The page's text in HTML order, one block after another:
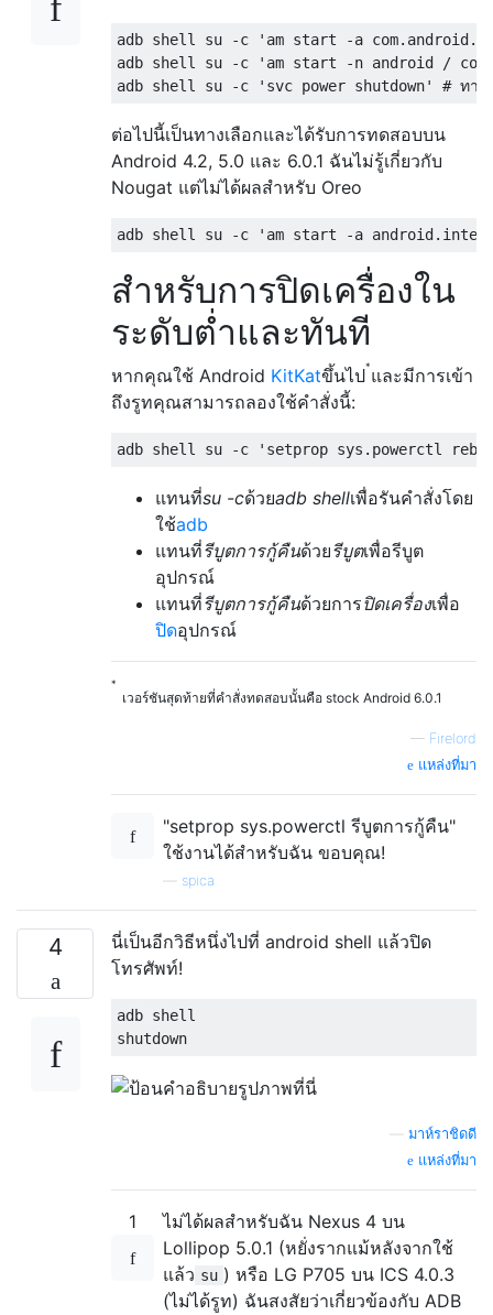
adb shell su -c 'am start -a
adb shell su -c 'am start -n android /
ต่อไปนี้เป็นทางเลือกและได้รับการทดสอบบน
Android 4.2, 5.0 และ 6.0.1 ฉันไม่รู้เกี่ยวกับ
Nougat แต่ไม่ได้ผลสำหรับ Oreo
สำหรับการปิดเครื่องใน
ระดับต่ำและทันที
หากคุณใช้ Android KitKatขึ้นไป*และมีการเข้า
ถึงรูทคุณสามารถลองใช้คำสั่งนี้:
แทนที่su -cด้วยadb shellเพื่อรันคำสั่งโดย
ใช้adb
แทนที่รีบูตการกู้คืนด้วยรีบูตเพื่อรีบูต
อุปกรณ์
แทนที่รีบูตการกู้คืนด้วยการปิดเครื่องเพื่อ
ปิดอุปกรณ์
*
เวอร์ชันสุดท้ายที่คำสั่งทดสอบนั้นคือ stock Android 6.0.1
— Firelord
แหล่งที่มา
"setprop sys.powerctl รีบูตการกู้คืน"
ใช้งานได้สำหรับฉัน ขอบคุณ!
spica
4
นี่เป็นอีกวิธีหนึ่งไปที่ android shell แล้วปิด
โทรศัพท์!
adb shell
มาห์ราชิดดี
แหล่งที่มา
1
ไม่ได้ผลสำหรับฉัน Nexus 4 บน
Lollipop 5.0.1 (หยั่งรากแม้หลังจากใช้
แล้ว su ) หรือ LG P705 บน ICS 4.0.3
(ไม่ได้รูท) ฉันสงสัยว่าเกี่ยวข้องกับ ADB